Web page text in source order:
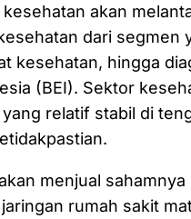
akan
dari segmen
kesehatan, hingga
(BEI). Sektor
relatif stabil di
menjual
rumah sakit